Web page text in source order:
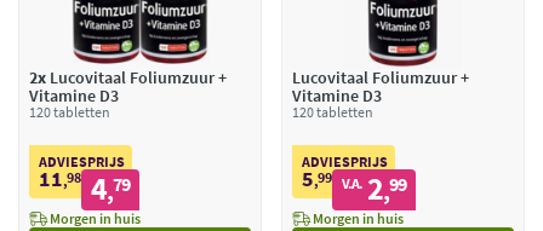
2x Lucovitaal Foliumzuur +
Vitamine D3
120 tabletten
ADVIESPRIJS
11,98 4,79
Morgen in huis
Lucovitaal Foliumzuur +
Vitamine D3
120 tabletten
ADVIESPRIJS
5,99 V.A. 2,99
Morgen in huis